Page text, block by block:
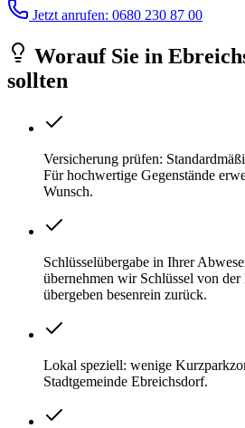
Jetzt anrufen: 0680 230 87 00
Worauf Sie in
sollten
Versicherung prüfen:
Für hochwertige Gegenstände
Wunsch.
Schlüsselübergabe in Ihrer
übernehmen wir Schlüssel von
übergeben besenrein zurück.
Lokal speziell: wenige
Stadtgemeinde Ebreichsdorf.